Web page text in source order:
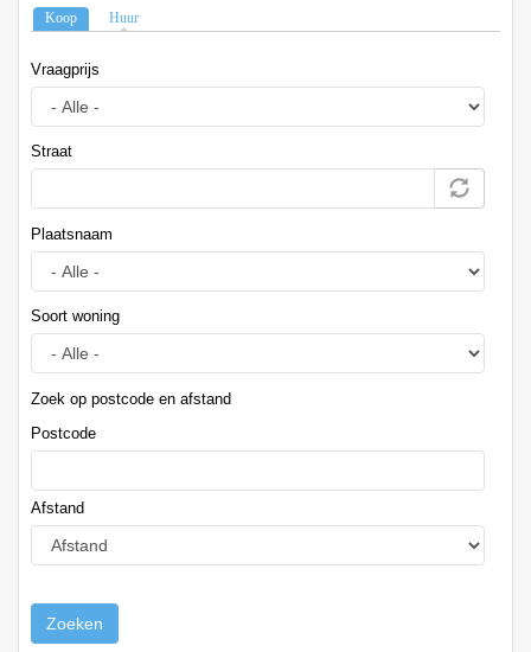
Koop (actieve tabblad)
Huur
Vraagprijs
Straat
Plaatsnaam
Soort woning
Zoek op postcode en afstand
Postcode
Afstand
Zoeken